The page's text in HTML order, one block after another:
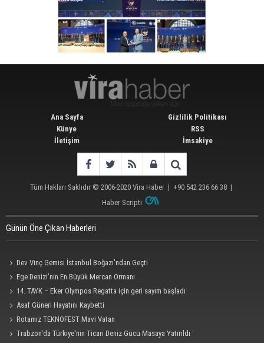
Ana Sayfa
Künye
İletişim
Gizlilik Politikası
RSS
İmsakiye
Tüm Hakları Saklıdır © 2006-2020 Vira Haber | +90 542 236 66 38 |
Haber Scripti
Günün Öne Çıkan Haberleri
Dev Vinç Gemisi İstanbul Boğazı'ndan Geçti
Ege Denizi’nin En Büyük Mercan Ormanı
14. TAYK – Eker Olympos Regatta için geri sayım başladı
Asaf Güneri Hayatını Kaybetti
Rotamız TEKNOFEST Mavi Vatan
Trabzon'da Türkiye'nin Ticari Deniz Gücü Masaya Yatırıldı